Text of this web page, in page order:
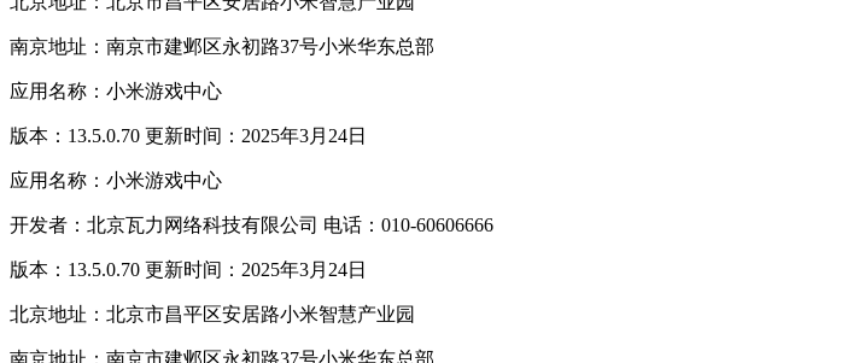
南京地址：南京市建邺区永初路37号小米华东总部
应用名称：小米游戏中心
版本：13.5.0.70 更新时间：2025年3月24日
应用名称：小米游戏中心
开发者：北京瓦力网络科技有限公司 电话：010-60606666
版本：13.5.0.70 更新时间：2025年3月24日
北京地址：北京市昌平区安居路小米智慧产业园
南京地址：南京市建邺区永初路37号小米华东总部